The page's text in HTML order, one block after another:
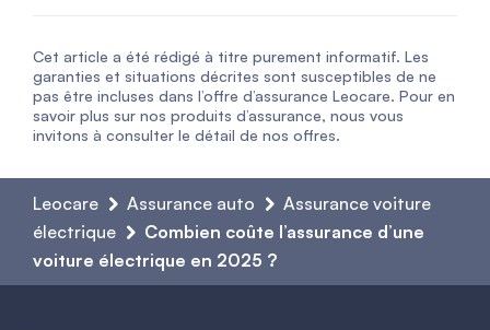
Cet article a été rédigé à titre purement informatif. Les
garanties et situations décrites sont susceptibles de ne
pas être incluses dans l’offre d’assurance Leocare. Pour en
savoir plus sur nos produits d’assurance, nous vous
invitons à consulter le détail de nos offres.
Leocare Assurance auto
Assurance voiture
électrique
Combien coûte l’assurance d’une
voiture électrique en 2025 ?